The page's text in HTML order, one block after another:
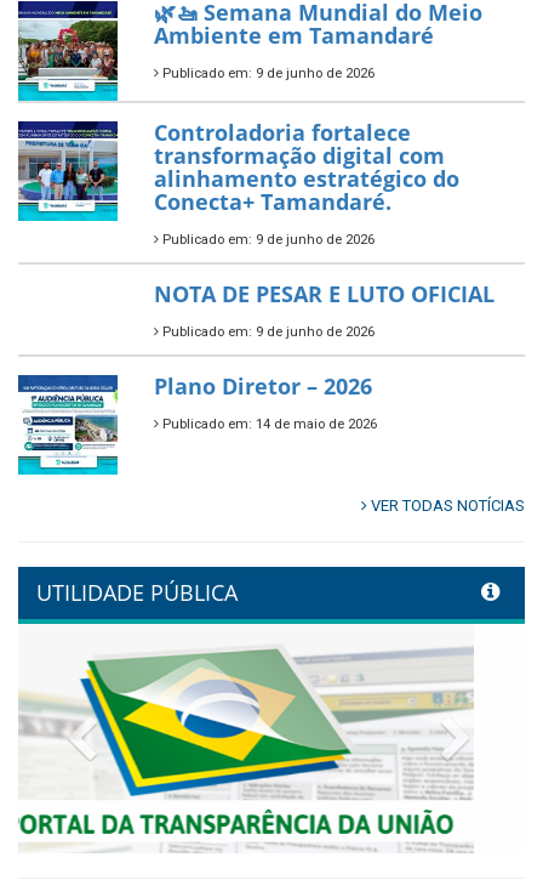
novos investimentos para
fortalecer a saúde pública do
município.
Publicado em: 10 de junho de 2026
Prefeitura de Tamandaré abre
inscrições para o Festival
Multicultural PNAB 2026
Publicado em: 9 de junho de 2026
🌳🌱 Projeto Arborização Urbana!
Publicado em: 9 de junho de 2026
🌿🚤 Semana Mundial do Meio
Ambiente em Tamandaré
alinhamento estratégico do
Conecta+ Tamandaré.
NOTA DE PESAR E LUTO OFICIAL
Publicado em: 9 de junho de 2026
Plano Diretor – 2026
Publicado em: 14 de maio de 2026